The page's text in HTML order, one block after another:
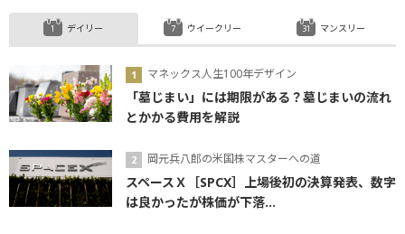
デイリー
マネックス人生100年デザイン
「墓じまい」には期限がある？墓じまいの流れ
とかかる費用を解説
岡元兵八郎の米国株マスターへの道
スペースＸ［SPCX］上場後初の決算発表、数字
は良かったが株価が下落...
ウイークリー マンスリー